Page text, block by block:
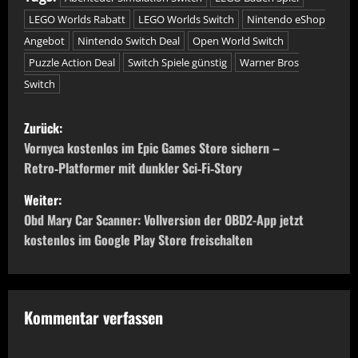
LEGO Worlds Rabatt
LEGO Worlds Switch
Nintendo eShop
Angebot
Nintendo Switch Deal
Open World Switch
Puzzle Action Deal
Switch Spiele günstig
Warner Bros
Switch
B
e
i
t
r
a
g
Zurück:
Vornyca kostenlos im Epic Games Store sichern –
Retro‑Platformer mit dunkler Sci‑Fi‑Story
Weiter:
Obd Mary Car Scanner: Vollversion der OBD2-App jetzt
kostenlos im Google Play Store freischalten
Kommentar verfassen